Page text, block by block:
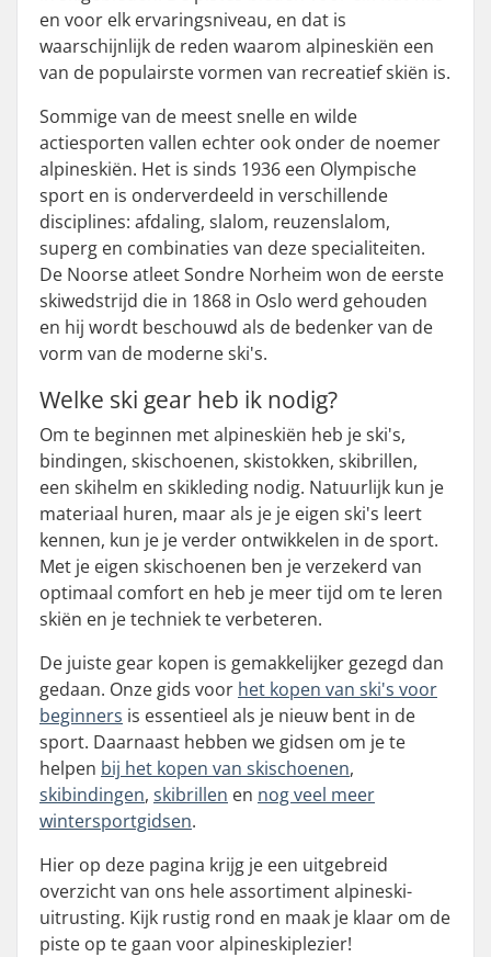
en voor elk ervaringsniveau, en dat is
waarschijnlijk de reden waarom alpineskiën een
van de populairste vormen van recreatief skiën is.
Sommige van de meest snelle en wilde
actiesporten vallen echter ook onder de noemer
alpineskiën. Het is sinds 1936 een Olympische
sport en is onderverdeeld in verschillende
disciplines: afdaling, slalom, reuzenslalom,
superg en combinaties van deze specialiteiten.
De Noorse atleet Sondre Norheim won de eerste
skiwedstrijd die in 1868 in Oslo werd gehouden
en hij wordt beschouwd als de bedenker van de
vorm van de moderne ski's.
Welke ski gear heb ik nodig?
Om te beginnen met alpineskiën heb je ski's,
bindingen, skischoenen, skistokken, skibrillen,
een skihelm en skikleding nodig. Natuurlijk kun je
materiaal huren, maar als je je eigen ski's leert
kennen, kun je je verder ontwikkelen in de sport.
Met je eigen skischoenen ben je verzekerd van
optimaal comfort en heb je meer tijd om te leren
skiën en je techniek te verbeteren.
De juiste gear kopen is gemakkelijker gezegd dan
gedaan. Onze gids voor het kopen van ski's voor
beginners is essentieel als je nieuw bent in de
sport. Daarnaast hebben we gidsen om je te
helpen bij het kopen van skischoenen,
skibindingen, skibrillen en nog veel meer
wintersportgidsen.
Hier op deze pagina krijg je een uitgebreid
overzicht van ons hele assortiment alpineski-
uitrusting. Kijk rustig rond en maak je klaar om de
piste op te gaan voor alpineskiplezier!